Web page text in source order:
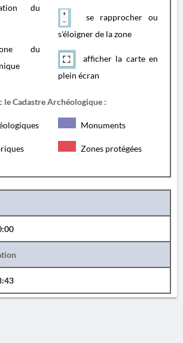
du
du
se rapprocher ou
s'éloigner de la zone
afficher la carte en
plein écran
le Cadastre Archéologique :
Monuments
Zones protégées